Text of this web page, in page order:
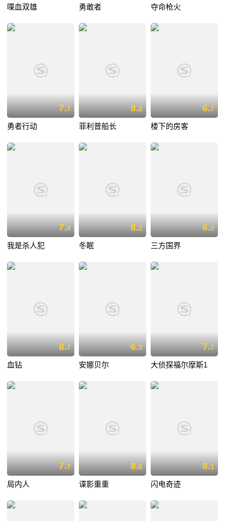
喋血双雄 勇敢者 夺命枪火
7.7
勇者行动
8.2
菲利普船长
6.7
楼下的房客
7.4
我是杀人犯
8.2
冬眠
6.5
三方国界
8.7
血钻
6.5
安娜贝尔
7.7
大侦探福尔摩斯1
7.7
局内人
8.6
谍影重重
8.1
闪电奇迹